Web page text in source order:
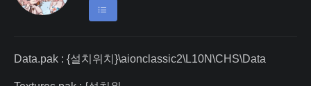
Data.pak : {설치위치}\aionclassic2\L10N\CHS\Data